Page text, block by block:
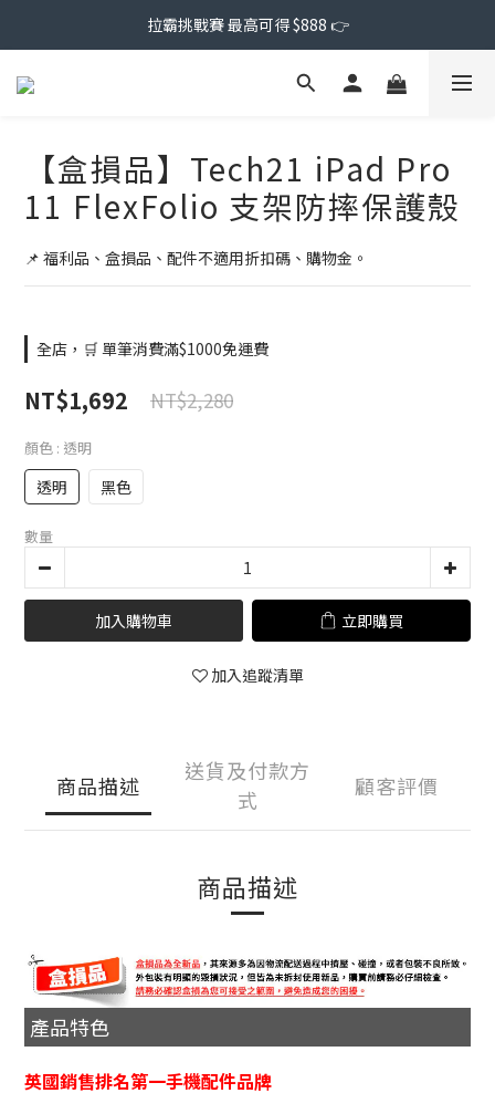
拉霸挑戰賽 最高可得 $888 👉
【盒損品】Tech21 iPad Pro
11 FlexFolio 支架防摔保護殼
📌 福利品、盒損品、配件不適用折扣碼、購物金。
全店，🛒 單筆消費滿$1000免運費
NT$1,692 NT$2,280
顏色 : 透明
透明 黑色
數量
加入購物車 立即購買
加入追蹤清單
商品描述
送貨及付款方
式
顧客評價
商品描述
產品特色
英國銷售排名第一手機配件品牌